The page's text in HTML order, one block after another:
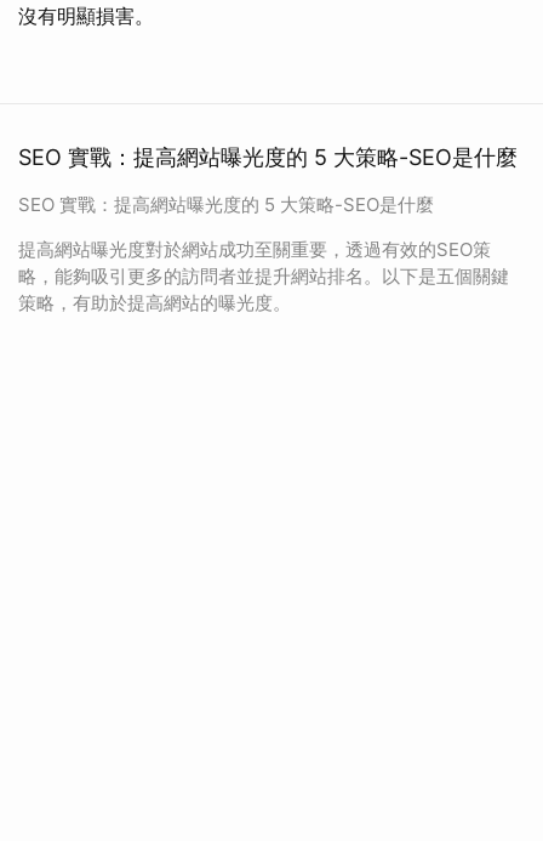
沒有明顯損害。
SEO 實戰：提高網站曝光度的 5 大策略-SEO是什麼
SEO 實戰：提高網站曝光度的 5 大策略-SEO是什麼
提高網站曝光度對於網站成功至關重要，透過有效的SEO策
略，能夠吸引更多的訪問者並提升網站排名。以下是五個關鍵
策略，有助於提高網站的曝光度。